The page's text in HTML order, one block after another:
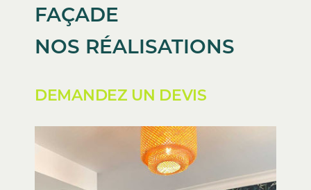
FAÇADE
NOS RÉALISATIONS
DEMANDEZ UN DEVIS